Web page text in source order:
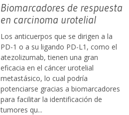
Biomarcadores de respuesta
en carcinoma urotelial
Los anticuerpos que se dirigen a la
PD-1 o a su ligando PD-L1, como el
atezolizumab, tienen una gran
eficacia en el cáncer urotelial
metastásico, lo cual podría
potenciarse gracias a biomarcadores
para facilitar la identificación de
tumores qu...